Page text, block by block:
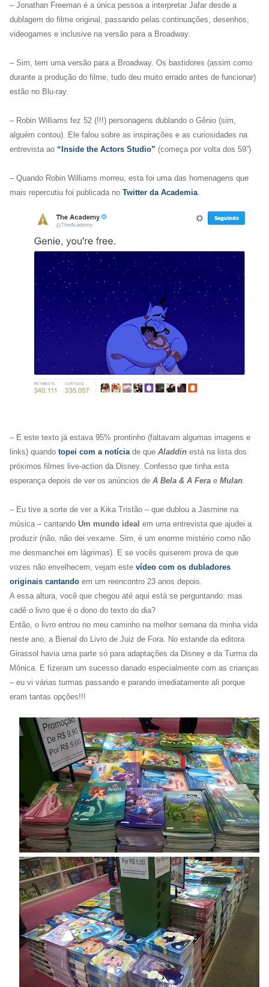
– Jonathan Freeman é a única pessoa a interpretar Jafar desde a
dublagem do filme original, passando pelas continuações, desenhos,
videogames e inclusive na versão para a Broadway.
– Sim, tem uma versão para a Broadway. Os bastidores (assim como
durante a produção do filme, tudo deu muito errado antes de funcionar)
estão no Blu-ray.
– Robin Williams fez 52 (!!!) personagens dublando o Gênio (sim,
alguém contou). Ele falou sobre as inspirações e as curiosidades na
entrevista ao “Inside the Actors Studio” (começa por volta dos 59”)
– Quando Robin Williams morreu, esta foi uma das homenagens que
mais repercutiu foi publicada no Twitter da Academia.
– E este texto já estava 95% prontinho (faltavam algumas imagens e
links) quando topei com a notíciade que Aladdin está na lista dos
próximos filmes live-action da Disney. Confesso que tinha esta
esperança depois de ver os anúncios de A Bela & A Fera e Mulan.
– Eu tive a sorte de ver a Kika Tristão – que dublou a Jasmine na
música – cantando Um mundo ideal em uma entrevista que ajudei a
produzir (não, não dei vexame. Sim, é um enorme mistério como não
me desmanchei em lágrimas). E se vocês quiserem prova de que
vozes não envelhecem, vejam este vídeo com os dubladores
originais cantando em um reencontro 23 anos depois.
A essa altura, você que chegou até aqui está se perguntando: mas
cadê o livro que é o dono do texto do dia?
Então, o livro entrou no meu caminho na melhor semana da minha vida
neste ano, a Bienal do Livro de Juiz de Fora. No estande da editora
Girassol havia uma parte só para adaptações da Disney e da Turma da
Mônica. E fizeram um sucesso danado especialmente com as crianças
– eu vi várias turmas passando e parando imediatamente ali porque
eram tantas opções!!!